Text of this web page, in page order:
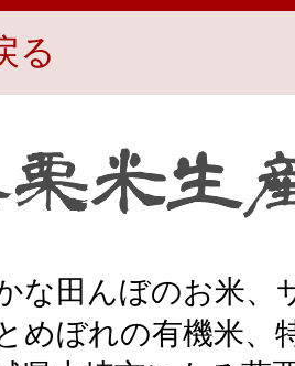
る
な田んぼのお米、
めぼれの有機米、